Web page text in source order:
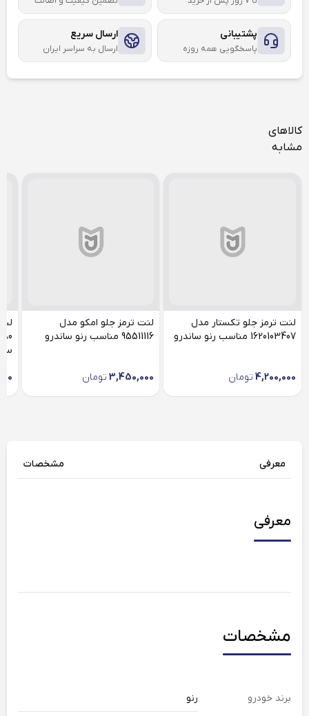
پشتیبانی
پاسخگویی همه روزه
ارسال سریع
ارسال به سراسر ایران
کالاهای
مشابه
لنت ترمز جلو تکستار مدل
1620103407 مناسب رنو ساندرو
4,200,000 تومان
لنت ترمز جلو امکو مدل
95511116 مناسب رنو ساندرو
3,450,000 تومان
معرفی مشخصات
معرفی
مشخصات
برند خودرو
رنو